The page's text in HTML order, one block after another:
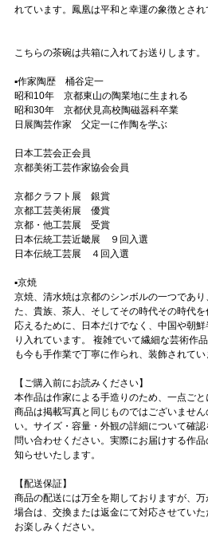
れています。鳳凰は平和と幸運の象徴とされ
こちらの茶碗は共箱に入れてお送りします。
▪️作家陶歴 桶谷定一
昭和10年 京都東山の陶業地に生まれる
昭和30年 京都伏見高校陶磁器科卒業
日展陶芸作家 父定一に作陶を学ぶ
日本工芸会正会員
京都美術工芸作家協会会員
京都クラフト展 銀賞
京都工芸美術展 優賞
京都・他工芸展 受賞
日本伝統工芸近畿展 ９回入選
日本伝統工芸展 ４回入選
▪️京焼
京焼、清水焼は京都のシンボルの一つであ
た、貴族、茶人、そしてその時代その時代
応えるために、日本だけでなく、中国や朝
り入れています。 複雑でいて繊細な芸術作
も今も手作業で丁寧に作られ、装飾されてい
【ご購入前にお読みください】
本作品は作家による手造りのため、一点ご
商品は掲載写真と同じものではございませ
い。サイズ・容量・外観の詳細について確
問い合わせください。実際にお届けする作
知らせいたします。
【配送保証】
商品の配送には万全を期しておりますが、
場合は、交換または返金にて対応させてい
お楽しみください。